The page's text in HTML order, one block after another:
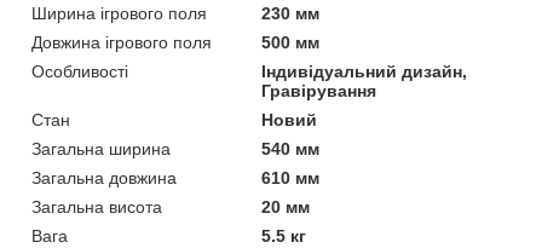
Ширина ігрового поля
230 мм
Довжина ігрового поля
500 мм
Особливості
Індивідуальний дизайн,
Гравірування
Стан
Новий
Загальна ширина
540 мм
Загальна довжина
610 мм
Загальна висота
20 мм
Вага
5.5 кг